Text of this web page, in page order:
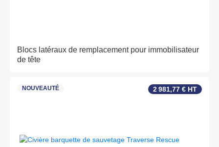
Blocs latéraux de remplacement pour immobilisateur
de tête
NOUVEAUTÉ 2 981,77 € HT